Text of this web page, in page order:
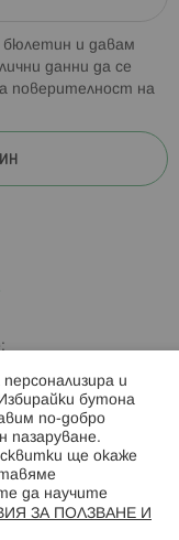
бюлетин и давам
данни да се
поверителност на
и
бутона
по-добро
пазаруване.
ще окаже
да научите
ЗА ПОЛЗВАНЕ И